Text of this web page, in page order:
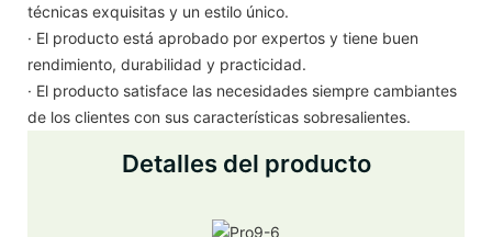
técnicas exquisitas y un estilo único.
· El producto está aprobado por expertos y tiene buen
rendimiento, durabilidad y practicidad.
· El producto satisface las necesidades siempre cambiantes
de los clientes con sus características sobresalientes.
Detalles del producto